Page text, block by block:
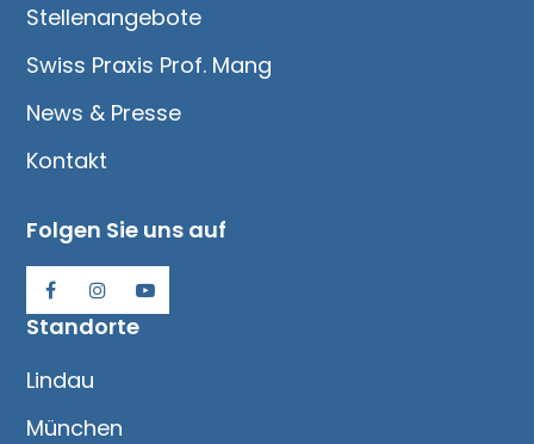
Stellenangebote
Swiss Praxis Prof. Mang
News & Presse
Kontakt
Folgen Sie uns auf
Standorte
Lindau
München